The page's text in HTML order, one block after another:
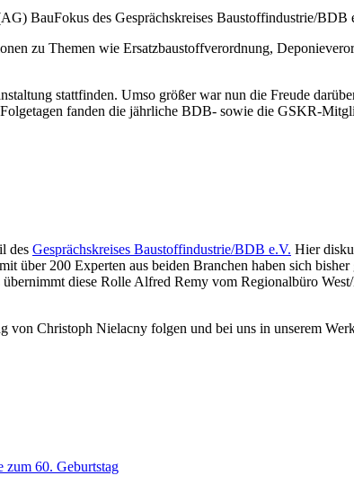
BauFokus des Gesprächskreises Baustoffindustrie/BDB
zu Themen wie Ersatzbaustoffverordnung,
stattfinden. Umso größer war nun die Freude
fanden die jährliche BDB- sowie die GSKR-
des Gesprächskreises Baustoffindustrie/BDB e.V. Hier
über 200 Experten aus beiden Branchen haben sich
diese Rolle Alfred Remy vom Regionalbüro
Christoph Nielacny folgen und bei uns in unserem
zum 60. Geburtstag